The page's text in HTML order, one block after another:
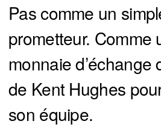
Pas comme un
prometteur. Comme
monnaie d’échange
de Kent Hughes
son équipe.